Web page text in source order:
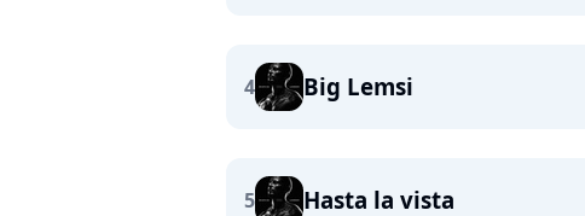
4 Big Lemsi
5 Hasta la vista